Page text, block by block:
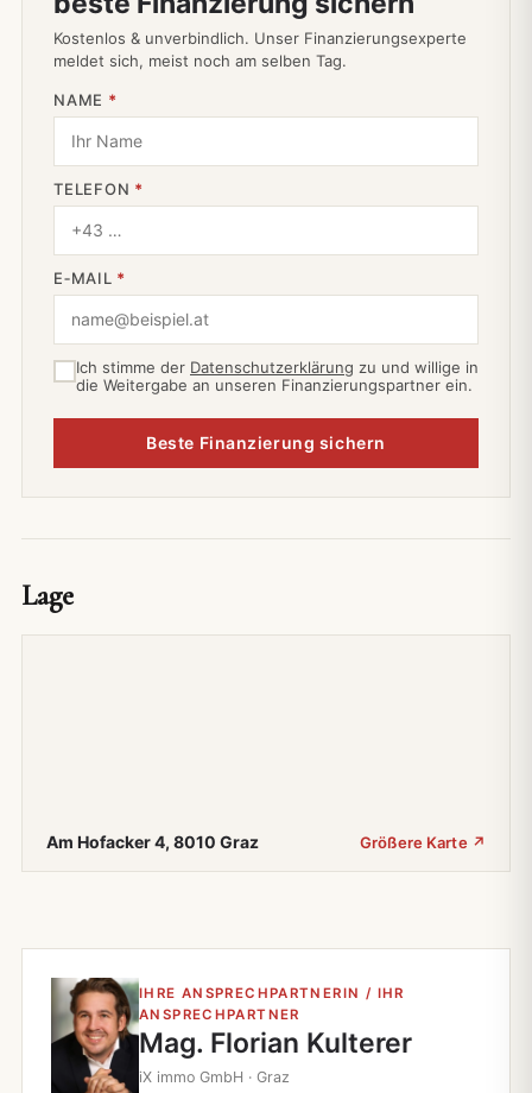
Kostenlos & unverbindlich. Unser Finanzierungsexperte
meldet sich, meist noch am selben Tag.
NAME *
TELEFON *
E‑MAIL *
Ich stimme der Datenschutzerklärung zu und willige in
die Weitergabe an unseren Finanzierungspartner ein.
Beste Finanzierung sichern
Lage
Am Hofacker 4, 8010 Graz Größere Karte ↗
IHRE ANSPRECHPARTNERIN / IHR
ANSPRECHPARTNER
Mag. Florian Kulterer
iX immo GmbH · Graz